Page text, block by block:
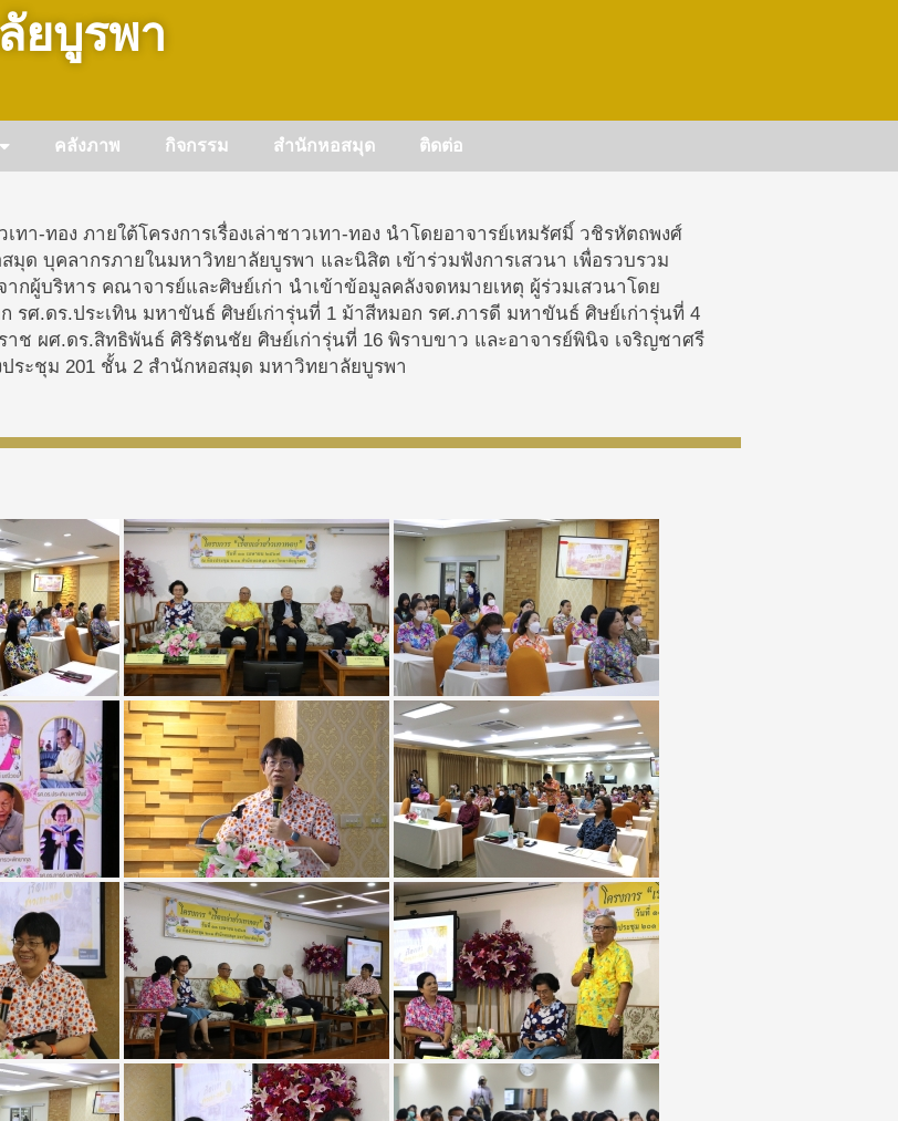
ยบูรพา
คลังภาพ กิจกรรม สำนักหอสมุด ติดต่อ
า-ทอง ภายใต้โครงการเรื่องเล่าชาวเทา-ทอง นำโดยอาจารย์เหมรัศมิ์ วชิรหัตถพงศ์
ด บุคลากรภายในมหาวิทยาลัยบูรพา และนิสิต เข้าร่วมฟังการเสวนา เพื่อรวบรวม
กผู้บริหาร คณาจารย์และศิษย์เก่า นําเข้าข้อมูลคลังจดหมายเหตุ ผู้ร่วมเสวนาโดย
รศ.ดร.ประเทิน มหาขันธ์ ศิษย์เก่ารุ่นที่ 1 ม้าสีหมอก รศ.ภารดี มหาขันธ์ ศิษย์เก่ารุ่นที่ 4
าช ผศ.ดร.สิทธิพันธ์ ศิริรัตนชัย ศิษย์เก่ารุ่นที่ 16 พิราบขาว และอาจารย์พินิจ เจริญชาศรี
ระชุม 201 ชั้น 2 สำนักหอสมุด มหาวิทยาลัยบูรพา